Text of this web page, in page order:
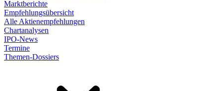
Marktberichte
Empfehlungsübersicht
Alle Aktienempfehlungen
Chartanalysen
IPO-News
Termine
Themen-Dossiers